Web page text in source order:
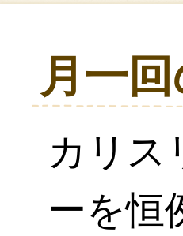
月一
カリス
ーを恒